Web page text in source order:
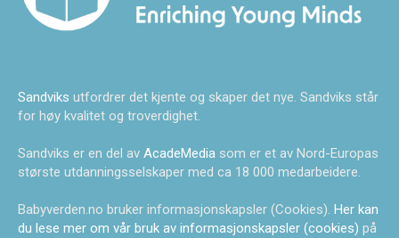
Sandviks utfordrer det kjente og skaper det nye. Sandviks står
for høy kvalitet og troverdighet.
Sandviks er en del av AcadeMedia som er et av Nord-Europas
største utdanningsselskaper med ca 18 000 medarbeidere.
Babyverden.no bruker informasjonskapsler (Cookies). Her kan
du lese mer om vår bruk av informasjonskapsler (cookies) på